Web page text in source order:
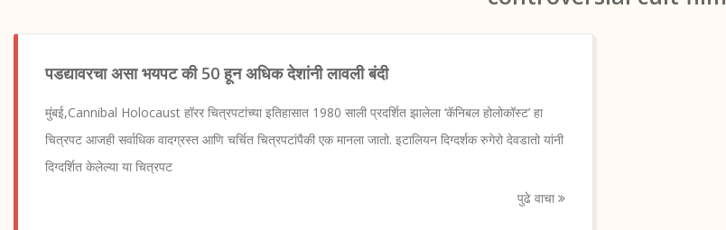
पडद्यावरचा असा भयपट की 50 हून अधिक देशांनी लावली बंदी
मुंबई,Cannibal Holocaust हॉरर चित्रपटांच्या इतिहासात 1980 साली प्रदर्शित झालेला ‘कॅनिबल होलोकॉस्ट’ हा
चित्रपट आजही सर्वाधिक वादग्रस्त आणि चर्चित चित्रपटांपैकी एक मानला जातो. इटालियन दिग्दर्शक रुगेरो देवडातो यांनी
दिग्दर्शित केलेल्या या चित्रपट
पुढे वाचा